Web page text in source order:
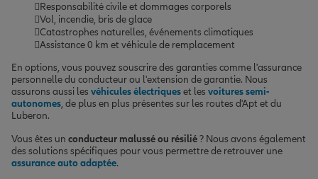
Responsabilité civile et dommages corporels
Vol, incendie, bris de glace
Catastrophes naturelles, événements climatiques
Assistance 0 km et véhicule de remplacement
En options, vous pouvez souscrire des garanties comme l'assurance
personnelle du conducteur ou l'extension de garantie. Nous
assurons aussi les véhicules électriqueset les voitures semi-
autonomes, de plus en plus présentes sur les routes d'Apt et du
Luberon.
Vous êtes un conducteur malussé ou résilié? Nous avons également
des solutions spécifiques pour vous permettre de retrouver une
assurance auto adaptée.